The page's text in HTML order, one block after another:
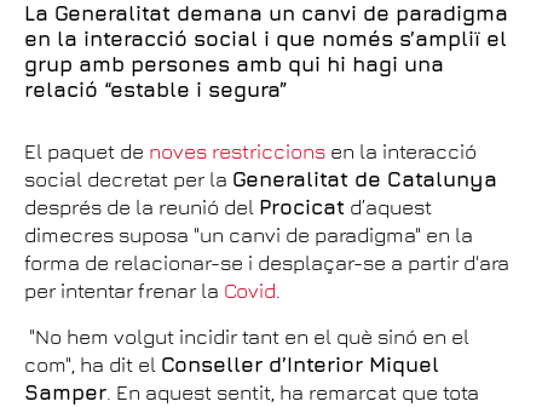
La Generalitat demana un canvi de paradigma
en la interacció social i que només s’ampliï el
grup amb persones amb qui hi hagi una
relació “estable i segura”
El paquet de noves restriccions en la interacció
social decretat per la Generalitat de Catalunya
després de la reunió del Procicat d’aquest
dimecres suposa "un canvi de paradigma" en la
forma de relacionar-se i desplaçar-se a partir d'ara
per intentar frenar la Covid.
"No hem volgut incidir tant en el què sinó en el
com", ha dit el Conseller d’Interior Miquel
Samper. En aquest sentit, ha remarcat que tota